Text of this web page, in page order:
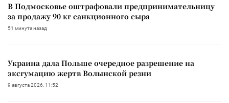
В Подмосковье оштрафовали предпринимательницу
за продажу 90 кг санкционного сыра
51 минута назад
Украина дала Польше очередное разрешение на
эксгумацию жертв Волынской резни
9 августа 2026, 11:52